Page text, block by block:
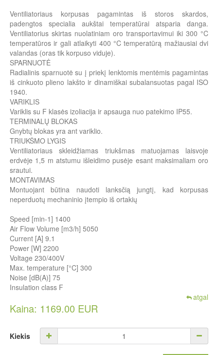
Ventiliatoriaus korpusas pagamintas iš storos skardos,
padengtos specialia aukštai temperatūrai atsparia danga.
Ventiliatorius skirtas nuolatiniam oro transportavimui iki 300 °C
temperatūros ir gali atlaikyti 400 °C temperatūrą mažiausiai dvi
valandas (oras tik korpuso viduje).
SPARNUOTĖ
Radialinis sparnuotė su į priekį lenktomis mentėmis pagamintas
iš cinkuoto plieno lakšto ir dinamiškai subalansuotas pagal ISO
1940.
VARIKLIS
Variklis su F klasės izoliacija ir apsauga nuo patekimo IP55.
TERMINALŲ BLOKAS
Gnybtų blokas yra ant variklio.
TRIUKŠMO LYGIS
Ventiliatoriaus skleidžiamas triukšmas matuojamas laisvoje
erdvėje 1,5 m atstumu išleidimo pusėje esant maksimaliam oro
srautui.
MONTAVIMAS
Montuojant būtina naudoti lanksčią jungtį, kad korpusas
neperduotų mechaninio įtempio iš ortakių
Speed [min-1] 1400
Air Flow Volume [m3/h] 5050
Current [A] 9.1
Power [W] 2200
Voltage 230/400V
Max. temperature [°C] 300
Noise [dB(A)] 75
Insulation class F
atgal
Kaina: 1169.00 EUR
Kiekis